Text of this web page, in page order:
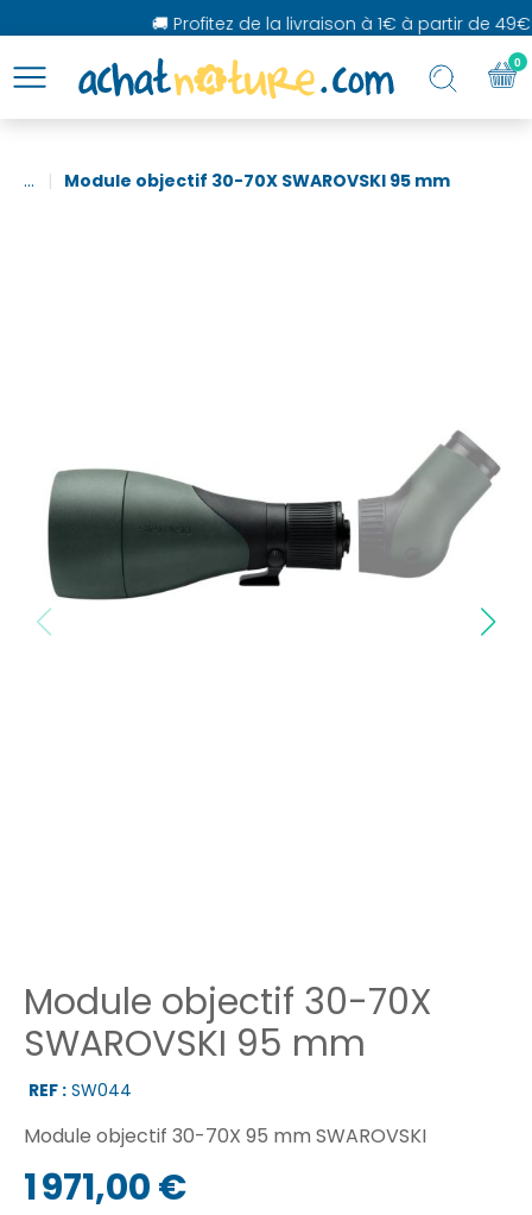
🚚 Profitez de la livraison à 1€ à partir de 49€
... Module objectif 30-70X SWAROVSKI 95 mm
Module objectif 30-70X
SWAROVSKI 95 mm
REF : SW044
Module objectif 30-70X 95 mm SWAROVSKI
1 971,00 €
0